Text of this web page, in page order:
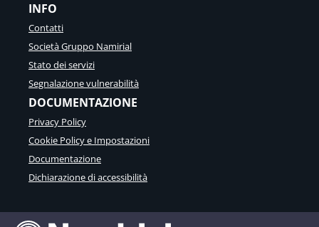
INFO
Contatti
Società Gruppo Namirial
Stato dei servizi
Segnalazione vulnerabilità
DOCUMENTAZIONE
Privacy Policy
Cookie Policy e Impostazioni
Documentazione
Dichiarazione di accessibilità